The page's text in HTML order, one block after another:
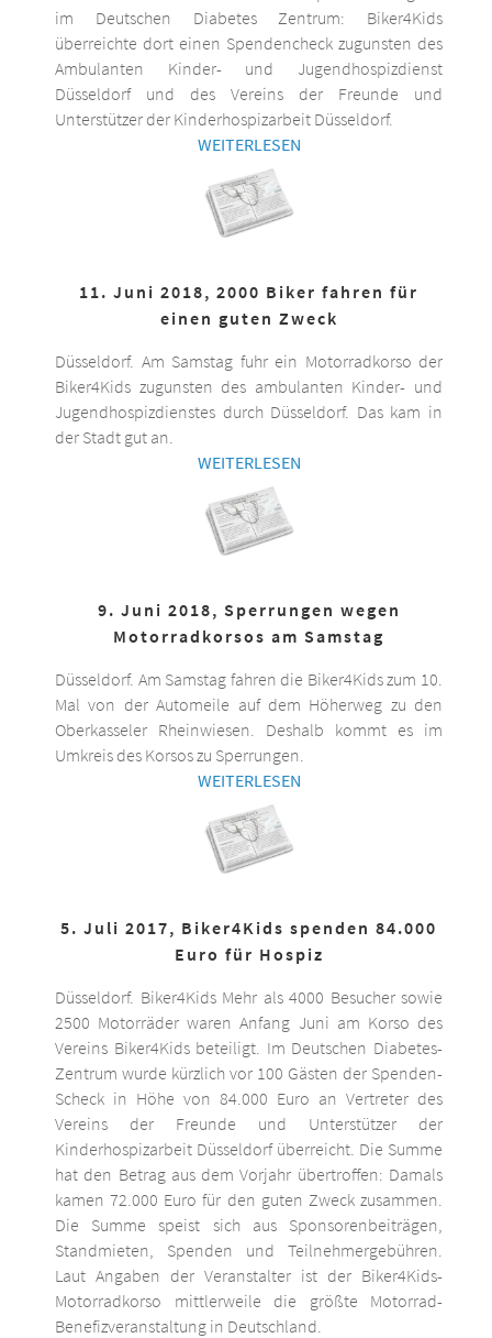
im Deutschen Diabetes Zentrum: Biker4Kids
überreichte dort einen Spendencheck zugunsten des
Ambulanten Kinder- und Jugendhospizdienst
Düsseldorf und des Vereins der Freunde und
Unterstützer der Kinderhospizarbeit Düsseldorf.
WEITERLESEN
11. Juni 2018, 2000 Biker fahren für
einen guten Zweck
Düsseldorf. Am Samstag fuhr ein Motorradkorso der
Biker4Kids zugunsten des ambulanten Kinder- und
Jugendhospizdienstes durch Düsseldorf. Das kam in
der Stadt gut an.
WEITERLESEN
9. Juni 2018, Sperrungen wegen
Motorradkorsos am Samstag
Düsseldorf. Am Samstag fahren die Biker4Kids zum 10.
Mal von der Automeile auf dem Höherweg zu den
Oberkasseler Rheinwiesen. Deshalb kommt es im
Umkreis des Korsos zu Sperrungen.
WEITERLESEN
5. Juli 2017, Biker4Kids spenden 84.000
Euro für Hospiz
Düsseldorf. Biker4Kids Mehr als 4000 Besucher sowie
2500 Motorräder waren Anfang Juni am Korso des
Vereins Biker4Kids beteiligt. Im Deutschen Diabetes-
Zentrum wurde kürzlich vor 100 Gästen der Spenden-
Scheck in Höhe von 84.000 Euro an Vertreter des
Vereins der Freunde und Unterstützer der
Kinderhospizarbeit Düsseldorf überreicht. Die Summe
hat den Betrag aus dem Vorjahr übertroffen: Damals
kamen 72.000 Euro für den guten Zweck zusammen.
Die Summe speist sich aus Sponsorenbeiträgen,
Standmieten, Spenden und Teilnehmergebühren.
Laut Angaben der Veranstalter ist der Biker4Kids-
Motorradkorso mittlerweile die größte Motorrad-
Benefizveranstaltung in Deutschland.